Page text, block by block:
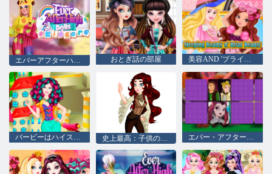
エバーアフターハイドールズ#kidcore おとぎ話の部屋 美容AND 'ブライアー眠れる森の美女
バービーはハイスタイルのドレスアップ後に 史上最高：子供のための色づけ エバー・アフター・ハイ：Memo Deluxe